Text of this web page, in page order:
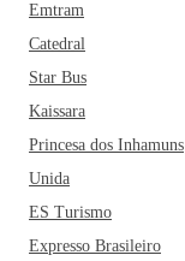
Emtram
Catedral
Star Bus
Kaissara
Princesa dos Inhamuns
Unida
ES Turismo
Expresso Brasileiro